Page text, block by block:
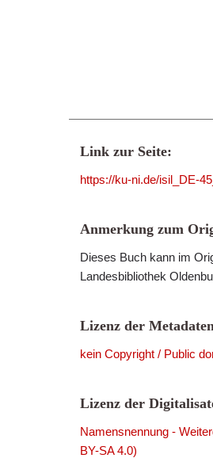
Link zur Seite:
https://ku-ni.de/isil_DE-
Anmerkung zum
Dieses Buch kann im
Landesbibliothek
Lizenz der
kein Copyright / Public
Lizenz der
Namensnennung -
BY-SA 4.0)